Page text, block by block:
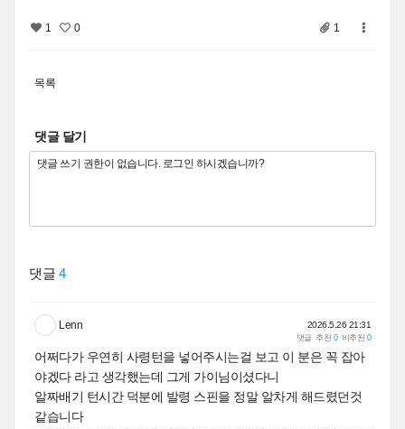
1 0 1
목록
댓글 달기
댓글 4
Lenn 2026.5.26 21:31
댓글 추천 0 비추천 0
어쩌다가 우연히 사령턴을 넣어주시는걸 보고 이 분은 꼭 잡아
야겠다 라고 생각했는데 그게 가이님이셨다니
알짜배기 턴시간 덕분에 발령 스핀을 정말 알차게 해드렸던것
같습니다